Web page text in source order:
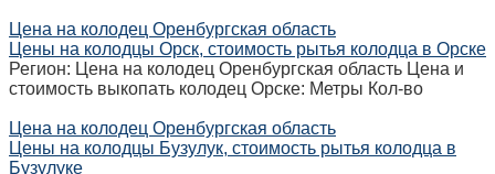
Цена на колодец Оренбургская область
Цены на колодцы Орск, стоимость рытья колодца в Орске
Регион: Цена на колодец Оренбургская область Цена и
стоимость выкопать колодец Орске: Метры Кол-во
Цена на колодец Оренбургская область
Цены на колодцы Бузулук, стоимость рытья колодца в
Бузулуке